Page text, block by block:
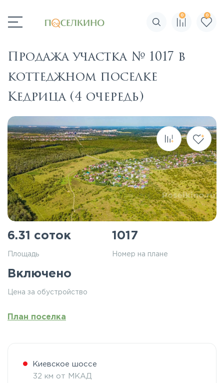
Поиск по сайту
0 0
Продажа участка № 1017 в
коттеджном поселке
Кедрица (4 очередь)
6.31 соток
Площадь
1017
Номер на плане
Включено
Цена за обустройство
План поселка
Киевское шоссе
32 км от МКАД